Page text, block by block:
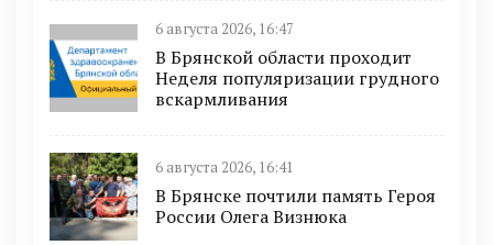
6 августа 2026, 16:47
В Брянской области проходит
Неделя популяризации грудного
вскармливания
6 августа 2026, 16:41
В Брянске почтили память Героя
России Олега Визнюка